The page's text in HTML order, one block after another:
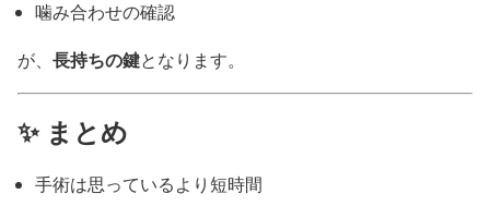
噛み合わせの確認
が、 長持ちの鍵となります。
✨ まとめ
手術は思っているより短時間